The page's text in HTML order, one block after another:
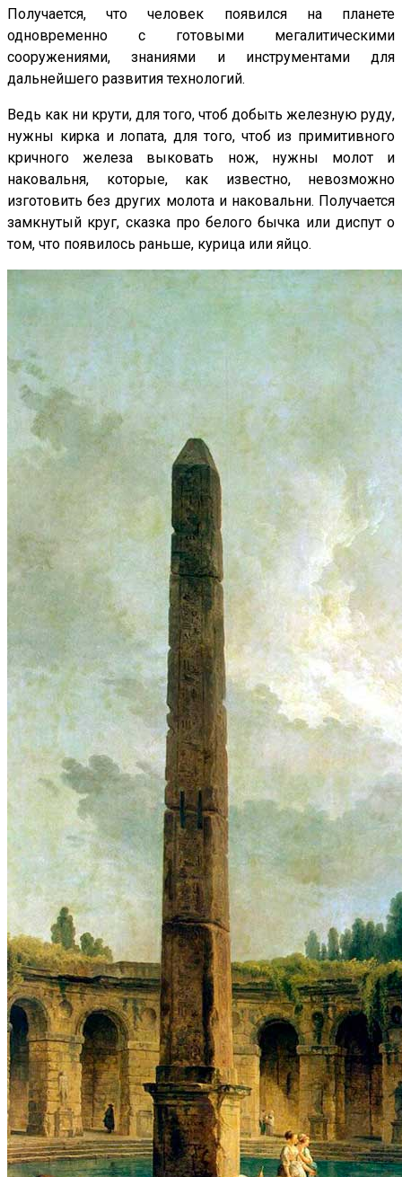
Получается, что человек появился на планете
одновременно с готовыми мегалитическими
сооружениями, знаниями и инструментами для
дальнейшего развития технологий.
Ведь как ни крути, для того, чтоб добыть железную руду,
нужны кирка и лопата, для того, чтоб из примитивного
кричного железа выковать нож, нужны молот и
наковальня, которые, как известно, невозможно
изготовить без других молота и наковальни. Получается
замкнутый круг, сказка про белого бычка или диспут о
том, что появилось раньше, курица или яйцо.